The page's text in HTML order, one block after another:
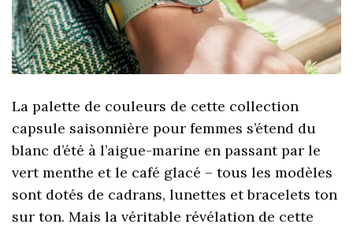
La palette de couleurs de cette collection
capsule saisonnière pour femmes s’étend du
blanc d’été à l’aigue-marine en passant par le
vert menthe et le café glacé – tous les modèles
sont dotés de cadrans, lunettes et bracelets ton
sur ton. Mais la véritable révélation de cette